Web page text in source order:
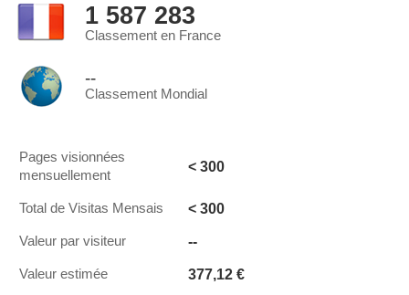
1 587 283
Classement en France
--
Classement Mondial
Pages visionnées
mensuellement
< 300
Total de Visitas Mensais < 300
Valeur par visiteur --
Valeur estimée 377,12 €